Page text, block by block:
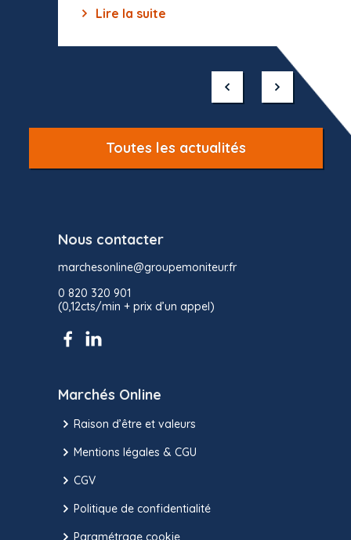
Lire la suite
Toutes les actualités
Nous contacter
marchesonline@groupemoniteur.fr
0 820 320 901
(0,12cts/min + prix d’un appel)
Marchés Online
Raison d’être et valeurs
Mentions légales & CGU
CGV
Politique de confidentialité
Paramétrage cookie